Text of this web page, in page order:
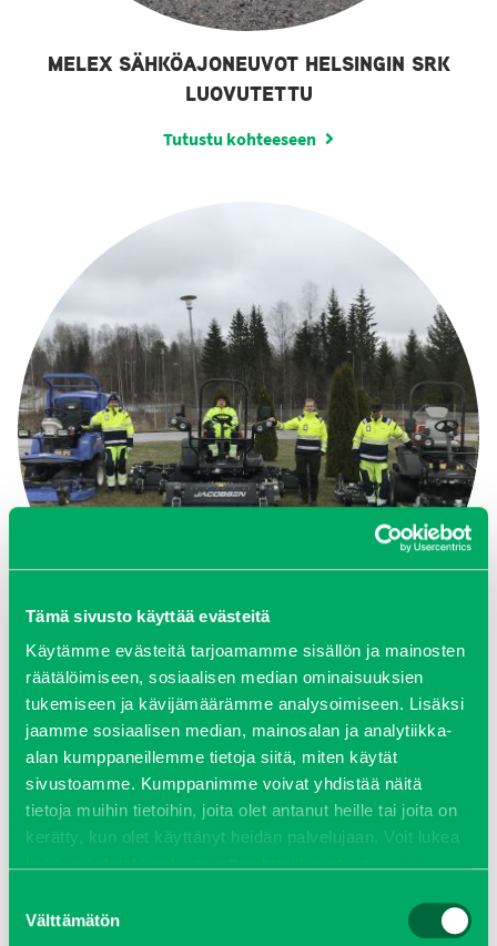
Tämä sivusto käyttää evästeitä
Käytämme evästeitä tarjoamamme sisällön ja mainosten
räätälöimiseen, sosiaalisen median ominaisuuksien
tukemiseen ja kävijämäärämme analysoimiseen. Lisäksi
jaamme sosiaalisen median, mainosalan ja analytiikka-
alan kumppaneillemme tietoja siitä, miten käytät
sivustoamme. Kumppanimme voivat yhdistää näitä
tietoja muihin tietoihin, joita olet antanut heille tai joita on
kerätty, kun olet käyttänyt heidän palvelujaan. Voit lukea
valinta
Välttämätön
MELEX SÄHKÖAJONEUVOT HELSINGIN SRK
LUOVUTETTU
Tutustu kohteeseen
KONEIDEN LUOVUTUS YIT:LLE
Tutustu kohteeseen